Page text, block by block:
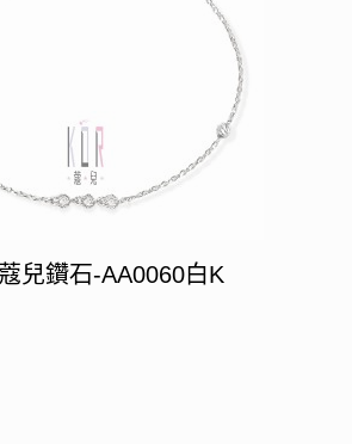
兒鑽石-AA0060白K